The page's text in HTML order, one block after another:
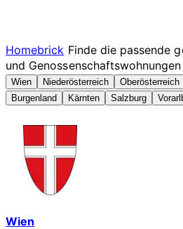
Homebrick Finde die passende
und
Wien Niederösterreich Oberösterreich
Burgenland
Kärnten Salzburg
Wien